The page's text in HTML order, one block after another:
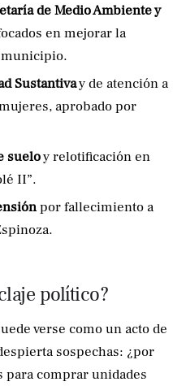
de Medio Ambiente y
en mejorar la
Sustantivay de atención a
aprobado por
sueloy relotificación en
II”.
por fallecimiento a
político?
verse como un acto de
sospechas: ¿por
para comprar unidades